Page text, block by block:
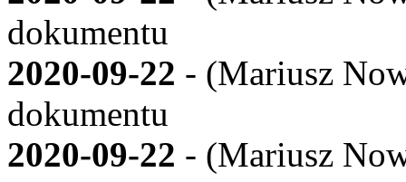
dokumentu
2020-09-22 - (Mariusz
dokumentu
2020-09-22 - (Mariusz